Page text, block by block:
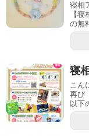
寝相
【
の無
寝
こん
再び
以下